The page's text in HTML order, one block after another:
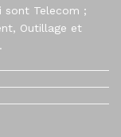
sont Telecom ;
Outillage et